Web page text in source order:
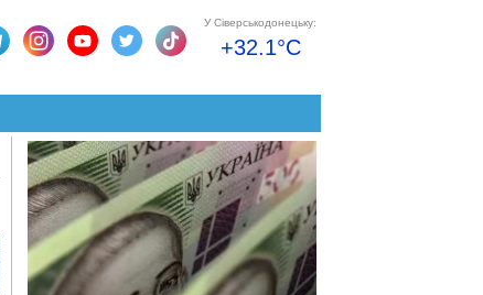
У Сіверськодонецьку:
+32.1°C